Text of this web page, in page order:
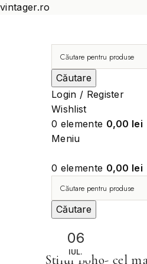
vintager.ro
Căutare
Login / Register
Wishlist
0 elemente 0,00 lei
Meniu
0 elemente 0,00 lei
Căutare
06
IUL.
FASHION TRENDS
Stilul Boho- cel